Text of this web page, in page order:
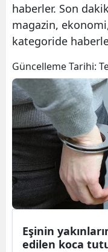
haberler. Son
magazin,
kategoride
Güncelleme Tarihi:
Eşinin
edilen koca